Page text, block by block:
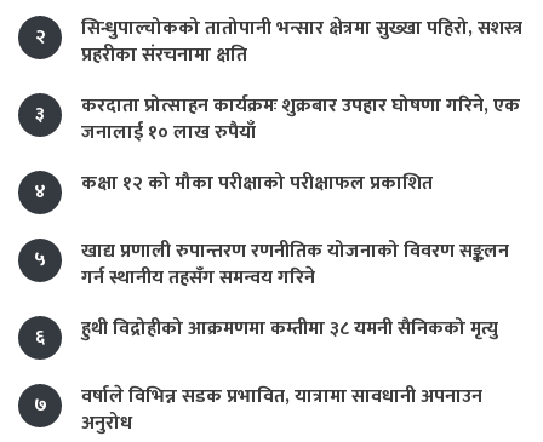
२
सिन्धुपाल्चोकको तातोपानी भन्सार क्षेत्रमा सुख्खा पहिरो, सशस्त्र
प्रहरीका संरचनामा क्षति
३
करदाता प्रोत्साहन कार्यक्रमः शुक्रबार उपहार घोषणा गरिने, एक
जनालाई १० लाख रुपैयाँ
४
कक्षा १२ को मौका परीक्षाको परीक्षाफल प्रकाशित
५
खाद्य प्रणाली रुपान्तरण रणनीतिक योजनाको विवरण सङ्कलन
गर्न स्थानीय तहसँग समन्वय गरिने
६
हुथी विद्रोहीको आक्रमणमा कम्तीमा ३८ यमनी सैनिकको मृत्यु
७
वर्षाले विभिन्न सडक प्रभावित, यात्रामा सावधानी अपनाउन
अनुरोध